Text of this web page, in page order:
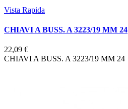
Vista Rapida
CHIAVI A BUSS. A 3223/19 MM 24
22,09 €
CHIAVI A BUSS. A 3223/19 MM 24